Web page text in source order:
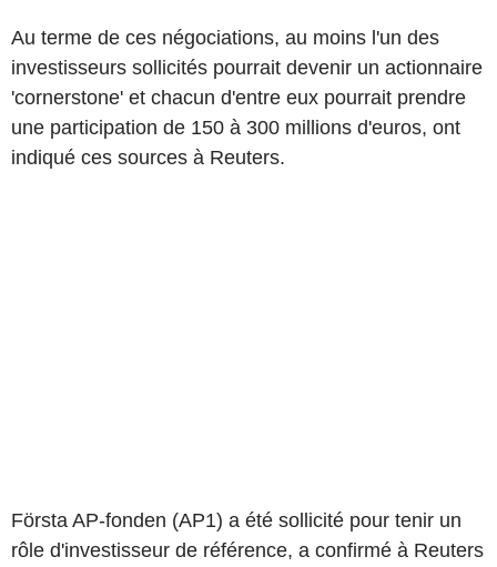
Au terme de ces négociations, au moins l'un des
investisseurs sollicités pourrait devenir un actionnaire
'cornerstone' et chacun d'entre eux pourrait prendre
une participation de 150 à 300 millions d'euros, ont
indiqué ces sources à Reuters.
Första AP-fonden (AP1) a été sollicité pour tenir un
rôle d'investisseur de référence, a confirmé à Reuters